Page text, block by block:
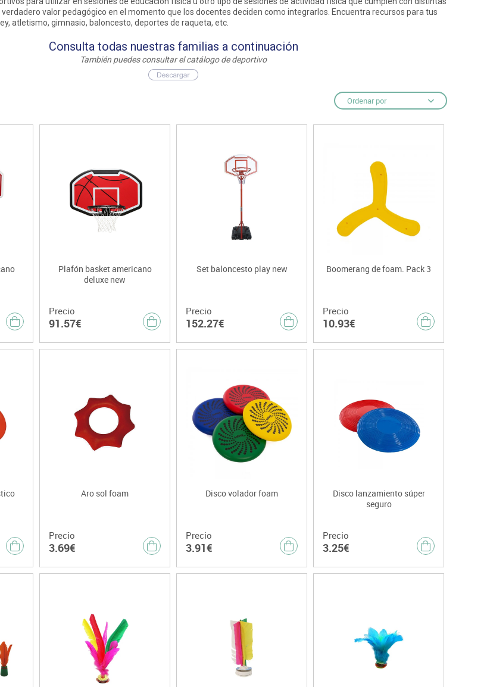
Protección deportivaMonitores interactivos
Pc & tablets & cámaras documentos
Pantallas de proyección
Soportes
Videoproyección
valor pedagógico en el momento que los docentes deciden como integrarlos. Encuentra recursos para tus
atletismo, gimnasio, baloncesto, deportes de raqueta, etc.
Consulta todas nuestras familias a continuación
También puedes consultar el catálogo de deportivo
Ordenar por
Plafón basket americano
deluxe new
Precio
91.57€
Set baloncesto play new
Precio
152.27€
Boomerang de foam. Pack 3
Precio
10.93€
Aro sol foam
Precio
3.69€
Disco volador foam
Precio
3.91€
Disco lanzamiento súper
seguro
Precio
3.25€